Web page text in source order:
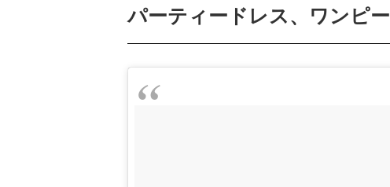
パーティードレス、ワンピ